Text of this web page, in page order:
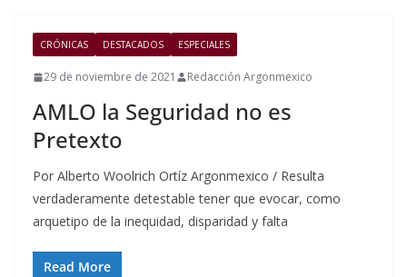
CRÓNICAS DESTACADOS ESPECIALES
29 de noviembre de 2021 Redacción Argonmexico
AMLO la Seguridad no es
Pretexto
Por Alberto Woolrich Ortíz Argonmexico / Resulta
verdaderamente detestable tener que evocar, como
arquetipo de la inequidad, disparidad y falta
Read More